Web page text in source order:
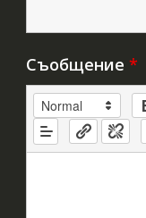
Съобщение *